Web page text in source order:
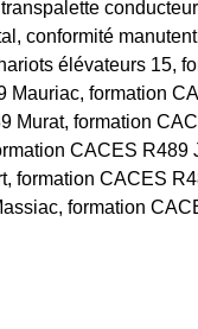
conformité
élévateurs 15,
formation
formation
CACES
formation CACES
formation